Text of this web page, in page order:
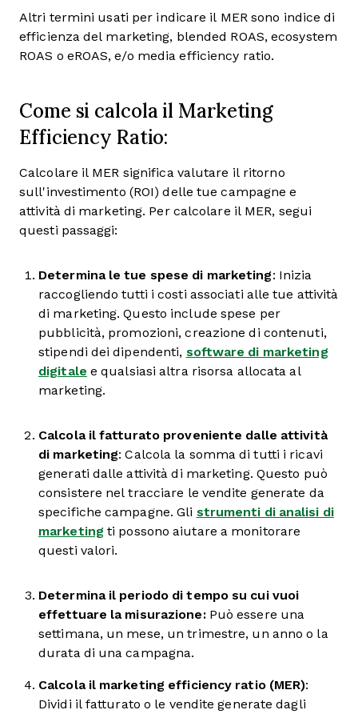
Altri termini usati per indicare il MER sono indice di
efficienza del marketing, blended ROAS, ecosystem
ROAS o eROAS, e/o media efficiency ratio.
Come si calcola il Marketing
Efficiency Ratio:
Calcolare il MER significa valutare il ritorno
sull'investimento (ROI) delle tue campagne e
attività di marketing. Per calcolare il MER, segui
questi passaggi:
Determina le tue spese di marketing: Inizia
raccogliendo tutti i costi associati alle tue attività
di marketing. Questo include spese per
pubblicità, promozioni, creazione di contenuti,
stipendi dei dipendenti, software di marketing
digitale e qualsiasi altra risorsa allocata al
marketing.
Calcola il fatturato proveniente dalle attività
di marketing: Calcola la somma di tutti i ricavi
generati dalle attività di marketing. Questo può
consistere nel tracciare le vendite generate da
specifiche campagne. Gli strumenti di analisi di
marketing ti possono aiutare a monitorare
questi valori.
Determina il periodo di tempo su cui vuoi
effettuare la misurazione:Può essere una
settimana, un mese, un trimestre, un anno o la
durata di una campagna.
Calcola il marketing efficiency ratio (MER):
Dividi il fatturato o le vendite generate dagli